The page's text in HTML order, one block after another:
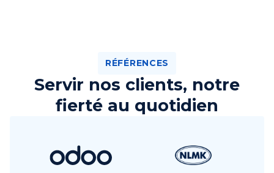
RÉFÉRENCES
Servir nos clients, notre
fierté au quotidien